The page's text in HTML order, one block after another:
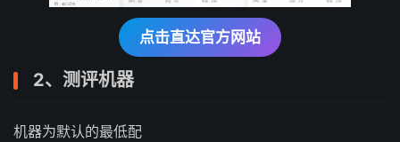
点击直达官方网站
2、测评机器
机器为默认的最低配